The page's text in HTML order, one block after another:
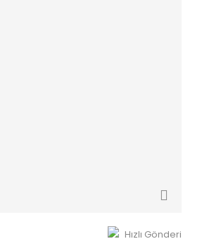
Hızlı Gönderi